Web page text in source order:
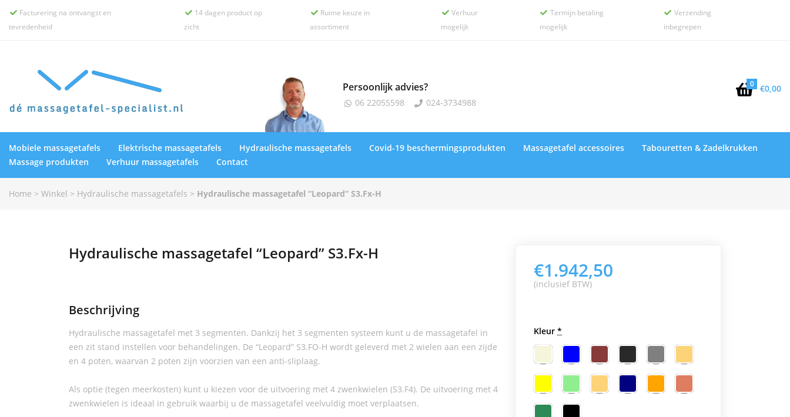
 Facturering na ontvangst en
tevredenheid
 14 dagen product op
zicht
 Ruime keuze in
assortiment
 Verhuur
mogelijk
 Termijn betaling
mogelijk
 Verzending
inbegrepen
Persoonlijk advies?
 06 22055598  024-3734988
0 €0,00
Mobiele massagetafels Elektrische massagetafels Hydraulische massagetafels Covid-19 beschermingsprodukten Massagetafel accessoires
Tabouretten & Zadelkrukken
Massage produkten
Verhuur massagetafels Contact
Home > Winkel > Hydraulische massagetafels > Hydraulische massagetafel “Leopard” S3.Fx-H
Hydraulische massagetafel “Leopard” S3.Fx-H
Beschrijving
Hydraulische massagetafel met 3 segmenten. Dankzij het 3 segmenten systeem kunt u de massagetafel in
een zit stand instellen voor behandelingen. De “Leopard” S3.FO-H wordt geleverd met 2 wielen aan een zijde
en 4 poten, waarvan 2 poten zijn voorzien van een anti-sliplaag.
Als optie (tegen meerkosten) kunt u kiezen voor de uitvoering met 4 zwenkwielen (S3.F4). De uitvoering met 4
zwenkwielen is ideaal in gebruik waarbij u de massagetafel veelvuldig moet verplaatsen.
€1.942,50
(inclusief BTW)
Kleur *